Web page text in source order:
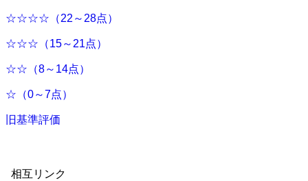
☆☆☆☆（22～28点）
☆☆☆（15～21点）
☆☆（8～14点）
☆（0～7点）
旧基準評価
相互リンク